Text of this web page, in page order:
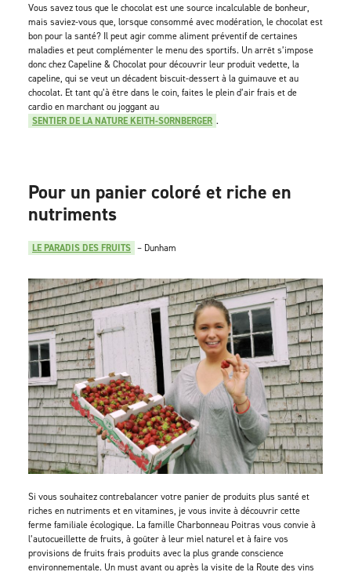
Vous savez tous que le chocolat est une source incalculable de bonheur,
mais saviez-vous que, lorsque consommé avec modération, le chocolat est
bon pour la santé? Il peut agir comme aliment préventif de certaines
maladies et peut complémenter le menu des sportifs. Un arrêt s’impose
donc chez Capeline & Chocolat pour découvrir leur produit vedette, la
capeline, qui se veut un décadent biscuit-dessert à la guimauve et au
chocolat. Et tant qu’à être dans le coin, faites le plein d’air frais et de
cardio en marchant ou joggant au
SENTIER DE LA NATURE KEITH-SORNBERGER .
Pour un panier coloré et riche en
nutriments
LE PARADIS DES FRUITS – Dunham
Si vous souhaitez contrebalancer votre panier de produits plus santé et
riches en nutriments et en vitamines, je vous invite à découvrir cette
ferme familiale écologique. La famille Charbonneau Poitras vous convie à
l’autocueillette de fruits, à goûter à leur miel naturel et à faire vos
provisions de fruits frais produits avec la plus grande conscience
environnementale. Un must avant ou après la visite de la Route des vins